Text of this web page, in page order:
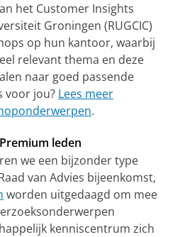
het Customer Insights
Groningen (RUGCIC)
op hun kantoor, waarbij
relevant thema en deze
naar goed passende
voor jou? Lees meer
.
leden
we een bijzonder type
van Advies bijeenkomst,
worden uitgedaagd om mee
kenniscentrum zich